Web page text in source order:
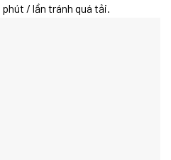
/ lần tránh quá tải.